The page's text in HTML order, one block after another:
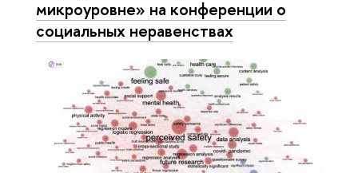
микроуровне» на конференции о
социальных неравенствах